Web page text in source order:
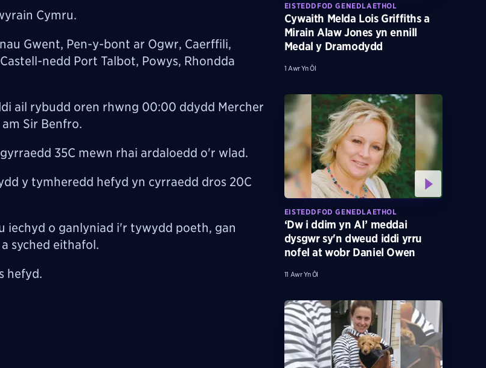
Cymru.
Gwent, Pen-y-bont ar Ogwr, Caerffili,
nedd Port Talbot, Powys, Rhondda
ail rybudd oren rhwng 00:00 ddydd Mercher
Sir Benfro.
35C mewn rhai ardaloedd o'r wlad.
y tymheredd hefyd yn cyrraedd dros 20C
iechyd o ganlyniad i'r tywydd poeth, gan
syched eithafol.
hefyd.
EISTEDDFOD GENEDLAETHOL
Cywaith Melda Lois Griffiths a
Mirain Alaw Jones yn ennill
Medal y Dramodydd
1 Awr Yn Ôl
EISTEDDFOD GENEDLAETHOL
‘Dw i ddim yn AI’ meddai
dysgwr sy'n dweud iddi yrru
nofel at wobr Daniel Owen
11 Awr Yn Ôl